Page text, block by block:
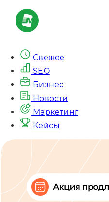
Свежее
SEO
Бизнес
Новости
Маркетинг
Кейсы